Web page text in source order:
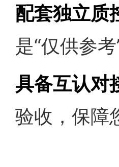
配套独立质
是“仅供参考
具备互认对
验收，保障